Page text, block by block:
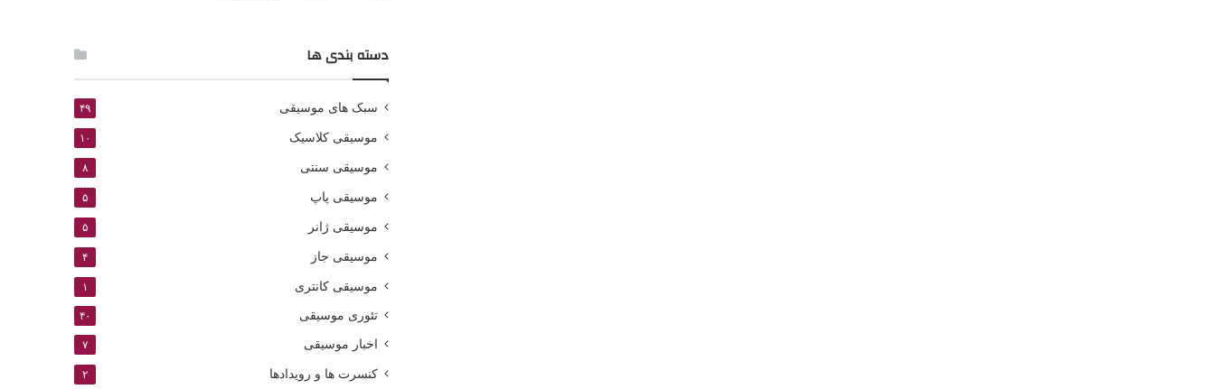
دسته بندی ها
سبک های موسیقی ۴۹
موسیقی کلاسیک ۱۰
موسیقی سنتی ۸
موسیقی پاپ ۵
موسیقی ژانر ۵
موسیقی جاز ۴
موسیقی کانتری ۱
تئوری موسیقی ۴۰
اخبار موسیقی ۷
کنسرت ها و رویدادها ۲